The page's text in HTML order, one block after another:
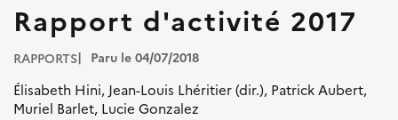
que
citation
in
Rapport d'activité 2017
RAPPORTS Paru le 04/07/2018
Élisabeth Hini, Jean-Louis Lhéritier (dir.), Patrick Aubert,
Muriel Barlet, Lucie Gonzalez